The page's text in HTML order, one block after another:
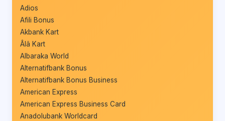
Adios
Afili Bonus
Akbank Kart
Âlâ Kart
Albaraka World
Alternatifbank Bonus
Alternatifbank Bonus Business
American Express
American Express Business Card
Anadolubank Worldcard